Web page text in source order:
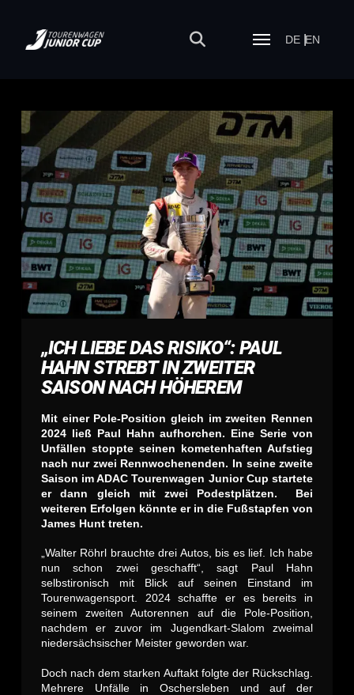
DE EN
„ICH LIEBE DAS RISIKO“: PAUL
HAHN STREBT IN ZWEITER
SAISON NACH HÖHEREM
Mit einer Pole-Position gleich im zweiten Rennen
2024 ließ Paul Hahn aufhorchen. Eine Serie von
Unfällen stoppte seinen kometenhaften Aufstieg
nach nur zwei Rennwochenenden. In seine zweite
Saison im ADAC Tourenwagen Junior Cup startete
er dann gleich mit zwei Podestplätzen.
Bei
weiteren Erfolgen könnte er in die Fußstapfen von
James Hunt treten.
„Walter Röhrl brauchte drei Autos, bis es lief. Ich habe
nun schon zwei geschafft“, sagt Paul Hahn
selbstironisch mit Blick auf seinen Einstand im
Tourenwagensport. 2024 schaffte er es bereits in
seinem zweiten Autorennen auf die Pole-Position,
nachdem er zuvor im Jugendkart-Slalom zweimal
niedersächsischer Meister geworden war.
Doch nach dem starken Auftakt folgte der Rückschlag.
Mehrere Unfälle in Oschersleben und auf der